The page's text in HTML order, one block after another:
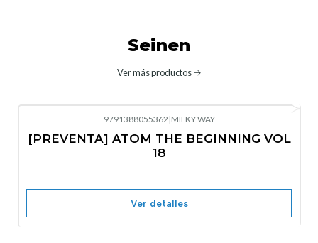
Seinen
Ver más productos
9791388055362 |MILKY WAY
[PREVENTA] ATOM THE BEGINNING VOL
18
Ver detalles